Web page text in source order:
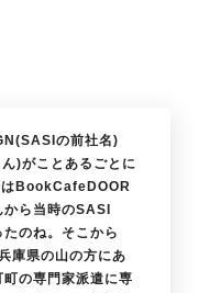
の前社名)
)がことあるごとに
はBookCafeDOOR
ら当時のSASI
のね。そこから
庫県の山の方にあ
の専門家派遣に専